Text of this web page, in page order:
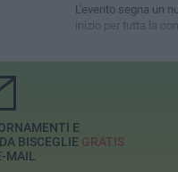
L'evento segna un
inizio per tutta la
E
BISCEGLIE GRATIS
MAIL